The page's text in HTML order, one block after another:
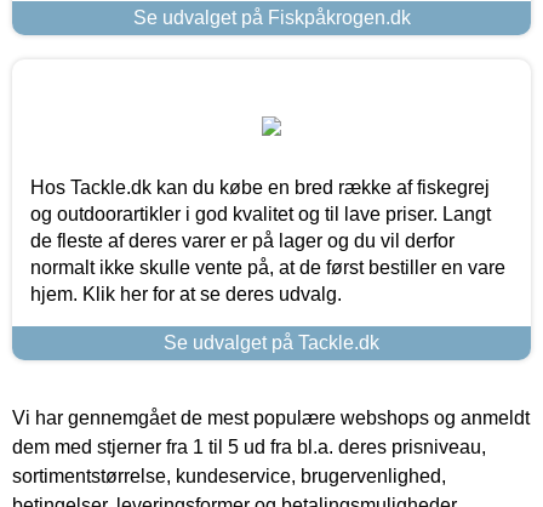
Se udvalget på Fiskpåkrogen.dk
Hos Tackle.dk kan du købe en bred række af fiskegrej
og outdoorartikler i god kvalitet og til lave priser. Langt
de fleste af deres varer er på lager og du vil derfor
normalt ikke skulle vente på, at de først bestiller en vare
hjem. Klik her for at se deres udvalg.
Se udvalget på Tackle.dk
Vi har gennemgået de mest populære webshops og anmeldt
dem med stjerner fra 1 til 5 ud fra bl.a. deres prisniveau,
sortimentstørrelse, kundeservice, brugervenlighed,